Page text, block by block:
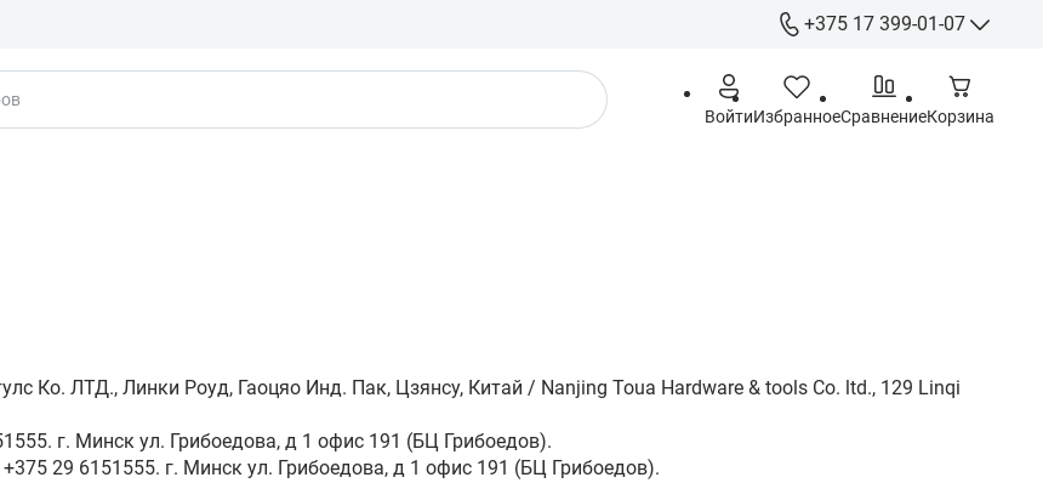
+375 17 399-01-07
+375 17 399-
+375 29 555-
- г. Минск ул.
ВойтиИзбранноеСравнениеКорзина
Ко. ЛТД., Линки Роуд, Гаоцяо Инд. Пак, Цзянсу, Китай / Nanjing Toua Hardware & tools Co. ltd., 129 Linqi
г. Минск ул. Грибоедова, д 1 офис 191 (БЦ Грибоедов).
29 6151555. г. Минск ул. Грибоедова, д 1 офис 191 (БЦ Грибоедов).